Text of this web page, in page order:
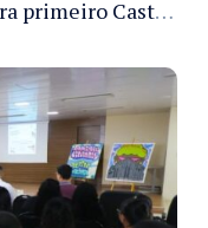
Governo do Amazonas inaugura primeiro Castramóvel Fluvial para atendimento veterinário às comunidades ribeirinhas e castração gratuita